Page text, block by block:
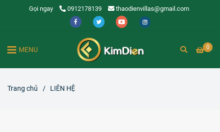
Gọi ngay 0912178139 thaodienvillas@gmail.com
0
MENU
Trang chủ / LIÊN HỆ